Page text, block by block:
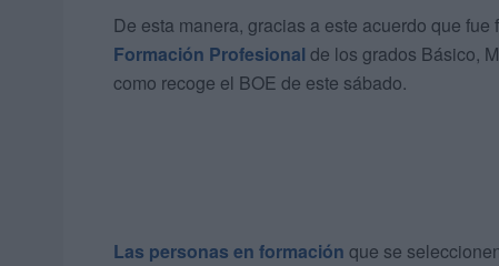
De esta manera, gracias a este acuerdo que
Formación Profesional de los grados Básico,
como recoge el BOE de este sábado.
Las personas en formación que se